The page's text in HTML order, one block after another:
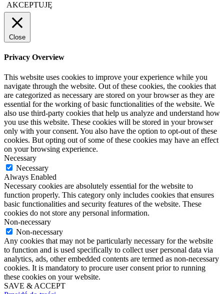
AKCEPTUJĘ
Close
Privacy Overview
This website uses cookies to improve your experience while you
navigate through the website. Out of these cookies, the cookies that
are categorized as necessary are stored on your browser as they are
essential for the working of basic functionalities of the website. We
also use third-party cookies that help us analyze and understand how
you use this website. These cookies will be stored in your browser
only with your consent. You also have the option to opt-out of these
cookies. But opting out of some of these cookies may have an effect
on your browsing experience.
Necessary
Necessary
Always Enabled
Necessary cookies are absolutely essential for the website to
function properly. This category only includes cookies that ensures
basic functionalities and security features of the website. These
cookies do not store any personal information.
Non-necessary
Non-necessary
Any cookies that may not be particularly necessary for the website
to function and is used specifically to collect user personal data via
analytics, ads, other embedded contents are termed as non-necessary
cookies. It is mandatory to procure user consent prior to running
these cookies on your website.
SAVE & ACCEPT